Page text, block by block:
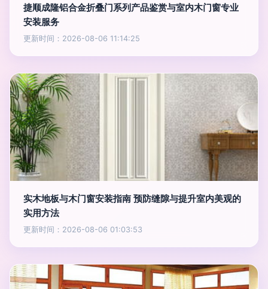
捷顺成隆铝合金折叠门系列产品鉴赏与室内木门窗专业
安装服务
更新时间：2026-08-06 11:14:25
实木地板与木门窗安装指南 预防缝隙与提升室内美观的
实用方法
更新时间：2026-08-06 01:03:53